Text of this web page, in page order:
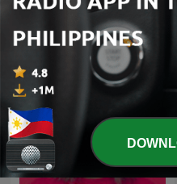
NO SUCH THING